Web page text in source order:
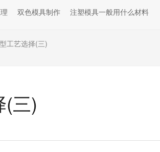
双色模具制作 注塑模具一般用什么材料
工艺选择(三)
(三)